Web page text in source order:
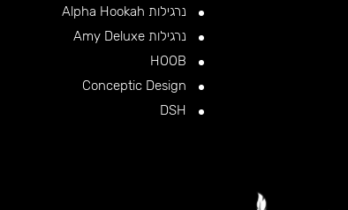
נרגילות Alpha Hookah
נרגילות Amy Deluxe